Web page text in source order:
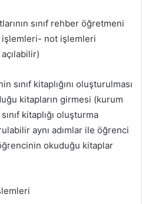
sınıf rehber öğretmeni
işlemleri- not işlemleri
sınıf kitaplığını oluşturulması
kitapların girmesi (kurum
kitaplığı oluşturma
aynı adımlar ile öğrenci
okuduğu kitaplar